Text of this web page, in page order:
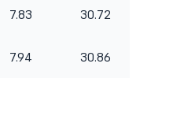
7.83 30.72
7.94 30.86